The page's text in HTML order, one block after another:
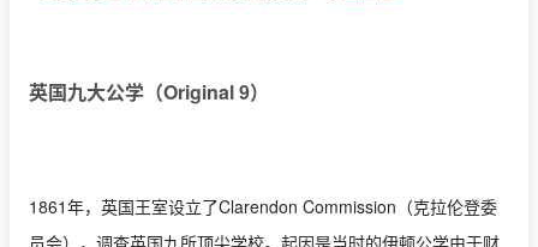
英国九大公学（Original 9）
1861年，英国王室设立了Clarendon Commission（克拉伦登委